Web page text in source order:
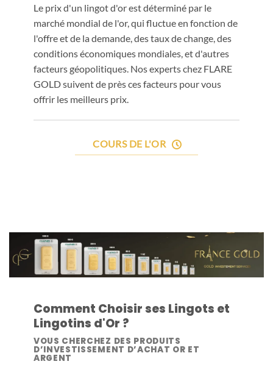
Le prix d'un lingot d'or est déterminé par le
marché mondial de l'or, qui fluctue en fonction de
l'offre et de la demande, des taux de change, des
conditions économiques mondiales, et d'autres
facteurs géopolitiques. Nos experts chez FLARE
GOLD suivent de près ces facteurs pour vous
offrir les meilleurs prix.
COURS DE L'OR
Comment Choisir ses Lingots et
Lingotins d'Or ?
VOUS CHERCHEZ DES PRODUITS
D’INVESTISSEMENT D’ACHAT OR ET
ARGENT